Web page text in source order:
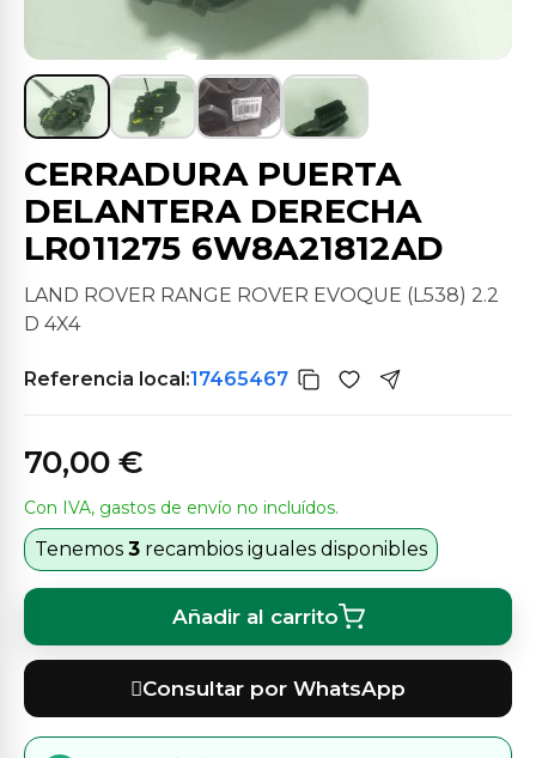
CERRADURA PUERTA
DELANTERA DERECHA
LR011275 6W8A21812AD
LAND ROVER RANGE ROVER EVOQUE (L538) 2.2
D 4X4
Referencia local:17465467
70,00 €
Con IVA, gastos de envío no incluídos.
Tenemos 3 recambios iguales disponibles
Añadir al carrito
Consultar por WhatsApp